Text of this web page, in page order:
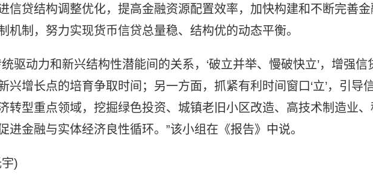
信贷结构调整优化，提高金融资源配置效率，加快构建和不断完善金
机制，努力实现货币信贷总量稳、结构优的动态平衡。
驱动力和新兴结构性潜能间的关系，‘破立并举、慢破快立’，增强信
兴增长点的培育争取时间；另一方面，抓紧有利时间窗口‘立’，引导
转型重点领域，挖掘绿色投资、城镇老旧小区改造、高技术制造业、
进金融与实体经济良性循环。”该小组在《报告》中说。
)